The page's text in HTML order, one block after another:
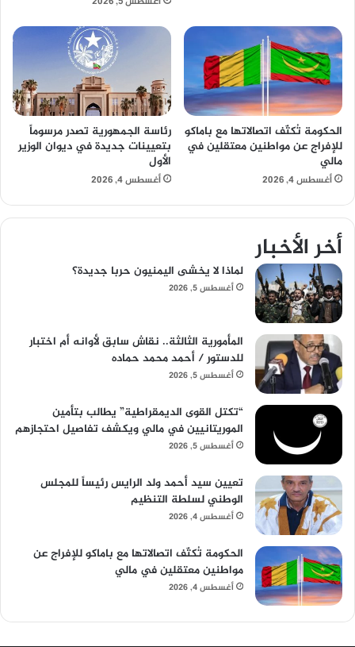
الحكومة تُكثّف اتصالاتها مع باماكو
للإفراج عن مواطنين معتقلين في
مالي
أغسطس 4, 2026
رئاسة الجمهورية تصدر مرسوماً
بتعيينات جديدة في ديوان الوزير
الأول
أغسطس 4, 2026
أخر الأخبار
لماذا لا يخشى اليمنيون حربا جديدة؟
أغسطس 5, 2026
المأمورية الثالثة.. نقاش سابق لأوانه أم اختبار
للدستور / أحمد محمد حماده
أغسطس 5, 2026
“تكتل القوى الديمقراطية” يطالب بتأمين
الموريتانيين في مالي ويكشف تفاصيل احتجازهم
أغسطس 5, 2026
تعيين سيد أحمد ولد الرايس رئيساً للمجلس
الوطني لسلطة التنظيم
أغسطس 4, 2026
الحكومة تُكثّف اتصالاتها مع باماكو للإفراج عن
مواطنين معتقلين في مالي
أغسطس 4, 2026